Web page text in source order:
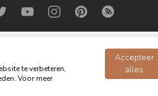
furniture store - Powered by
te verbeteren,
Voor meer
Accepteer
alles